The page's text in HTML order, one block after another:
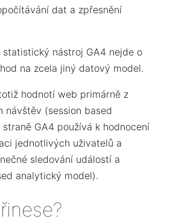
dat a zpřesnění
nástroj GA4 nejde o
na zcela jiný datový model.
hodnotí web primárně z
návštěv (session based
GA4 používá k hodnocení
jednotlivých uživatelů a
sledování událostí a
analytický model).